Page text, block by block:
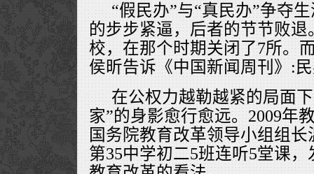
“假民办”与“真民办”争夺
的步步紧逼，后者的节节败
校，在那个时期关闭了7所。
侯昕告诉《中国新闻周刊》:
在公权力越勒越紧的局面
家”的身影愈行愈远。2009年
国务院教育改革领导小组组
第35中学初二5班连听5堂课